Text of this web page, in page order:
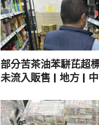
部分苦茶油苯駢芘超
未流入販售 | 地方 | 中